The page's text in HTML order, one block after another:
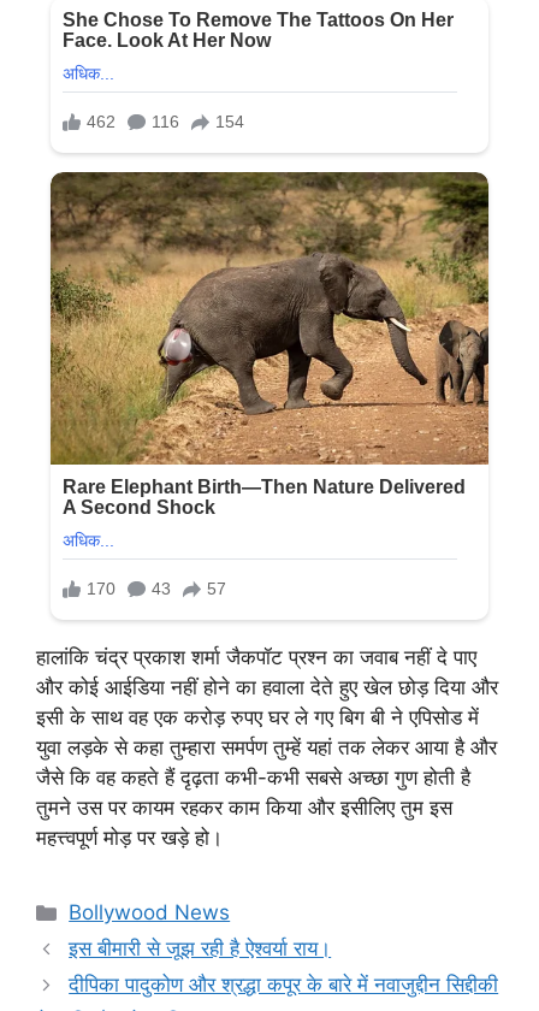
हालांकि चंद्र प्रकाश शर्मा जैकपॉट प्रश्न का जवाब नहीं दे पाए
और कोई आईडिया नहीं होने का हवाला देते हुए खेल छोड़ दिया और
इसी के साथ वह एक करोड़ रुपए घर ले गए बिग बी ने एपिसोड में
युवा लड़के से कहा तुम्हारा समर्पण तुम्हें यहां तक लेकर आया है और
जैसे कि वह कहते हैं दृढ़ता कभी-कभी सबसे अच्छा गुण होती है
तुमने उस पर कायम रहकर काम किया और इसीलिए तुम इस
महत्त्वपूर्ण मोड़ पर खड़े हो।
Categories
Bollywood News
इस बीमारी से जूझ रही है ऐश्वर्या राय।
दीपिका पादुकोण और श्रद्धा कपूर के बारे में नवाजुद्दीन सिद्दीकी